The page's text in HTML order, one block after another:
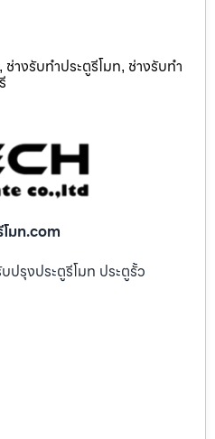
, ช่างรับทำประตูรีโมท, ช่างรับทำ
โมท.com
รุงประตูรีโมท ประตูรั้ว